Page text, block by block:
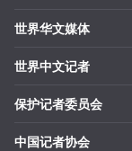
世界华文媒体
世界中文记者
保护记者委员会
中国记者协会